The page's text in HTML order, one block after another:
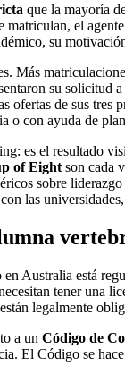
que la mayoría
matriculan, el
su
Más
su solicitud
ofertas de sus tres
o con ayuda de
es el resultado
of Eight son cada
sobre
las
Australia está
tener una
legalmente
a un Código de
El Código se